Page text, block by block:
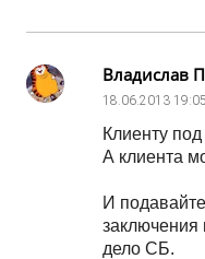
Владислав
18.06.2013 19:05
Клиенту
А клиента
И
дело СБ.